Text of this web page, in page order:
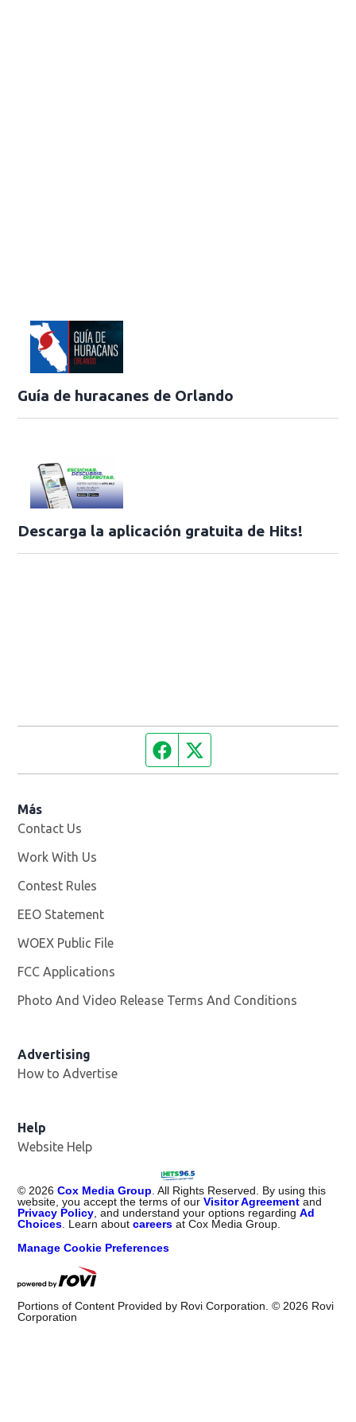
Guía de huracanes de Orlando
Descarga la aplicación gratuita de Hits!
Facebook page
Más
Contact Us
Work With Us
Contest Rules
EEO Statement
WOEX Public File
FCC Applications
Photo And Video Release Terms And Conditions
Advertising
How to Advertise
Help
Website Help
©2026 Cox Media Group. All Rights Reserved. By using this
website, you accept the terms of ourVisitor Agreement and
Privacy Policy, and understand your options regardingAd
Choices. Learn aboutcareers at Cox Media Group.
Manage Cookie Preferences
Portions of Content Provided by Rovi Corporation. ©2026 Rovi
Corporation